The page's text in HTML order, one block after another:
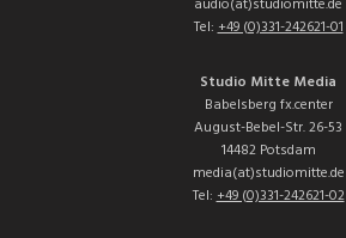
Tel:+49 (0)331-242621-01
Studio Mitte Media
Babelsberg fx.center
August-Bebel-Str. 26-53
14482 Potsdam
media(at)studiomitte.de
Tel:+49 (0)331-242621-02